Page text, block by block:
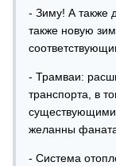
- Зиму! А также
также новую
- Трамваи:
транспорта, в
существующими
желанны
- Система